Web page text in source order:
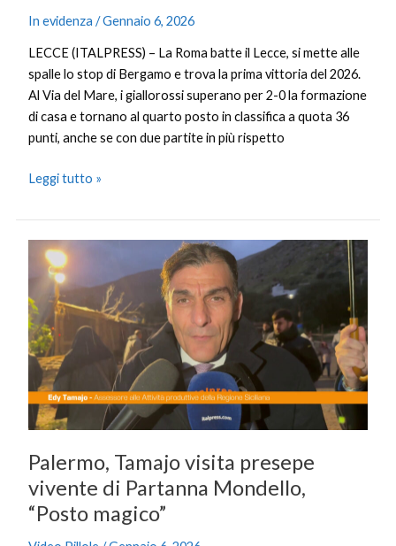
In evidenza /Gennaio 6, 2026
LECCE (ITALPRESS) – La Roma batte il Lecce, si mette alle
spalle lo stop di Bergamo e trova la prima vittoria del 2026.
Al Via del Mare, i giallorossi superano per 2-0 la formazione
di casa e tornano al quarto posto in classifica a quota 36
punti, anche se con due partite in più rispetto
Leggi tutto »
Palermo, Tamajo visita presepe
vivente di Partanna Mondello,
“Posto magico”
Palermo,
Tamajo
visita
presepe
vivente
di
Partanna
Mondello,
“Posto